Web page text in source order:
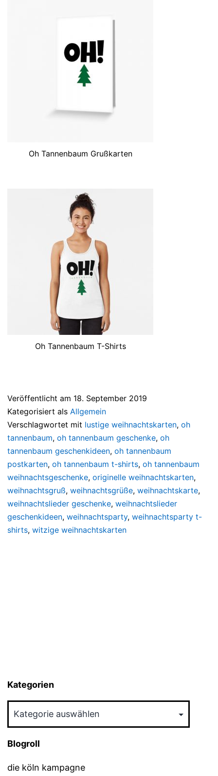
Oh Tannenbaum Grußkarten
Oh Tannenbaum T-Shirts
Veröffentlicht am 18. September 2019
Kategorisiert als Allgemein
Verschlagwortet mit lustige weihnachtskarten, oh
tannenbaum, oh tannenbaum geschenke, oh
tannenbaum geschenkideen, oh tannenbaum
postkarten, oh tannenbaum t-shirts, oh tannenbaum
weihnachtsgeschenke, originelle weihnachtskarten,
weihnachtsgruß, weihnachtsgrüße, weihnachtskarte,
weihnachtslieder geschenke, weihnachtslieder
geschenkideen, weihnachtsparty, weihnachtsparty t-
shirts, witzige weihnachtskarten
Kategorien
Blogroll
die köln kampagne